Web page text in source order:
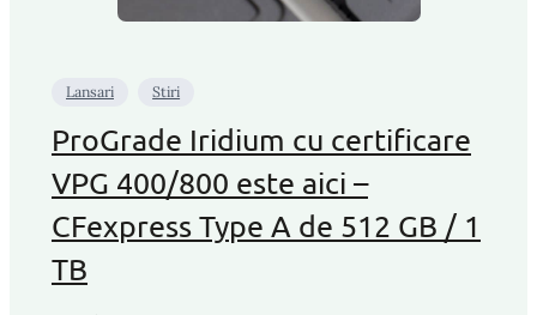
Lansari Stiri
ProGrade Iridium cu certificare
VPG 400/800 este aici –
CFexpress Type A de 512 GB / 1
TB